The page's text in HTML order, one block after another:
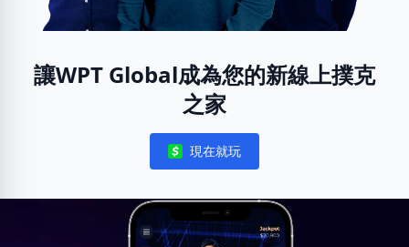
讓WPT Global成為您的新線上撲克
之家
Notifications
現在就玩